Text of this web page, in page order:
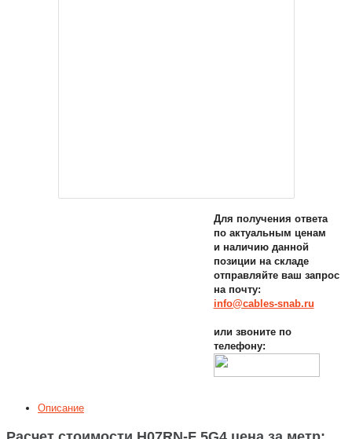
Для получения ответа
по актуальным ценам
и наличию данной
позиции на складе
отправляйте ваш запрос
на почту:
info@cables-snab.ru
или звоните по
телефону:
Описание